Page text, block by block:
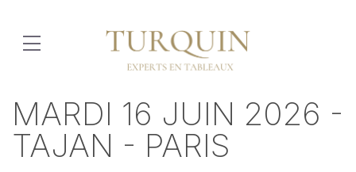
MARDI 16 JUIN 2026 -
TAJAN - PARIS